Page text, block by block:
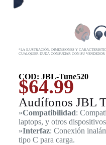
*LA ILUSTRACIÓN, DIMENSIONES Y
CUALQUIER DUDA CONSULTAR CON SU VENDEDOR
COD: JBL-Tune520
$64.99
Audífonos JBL
»Compatibilidad:
laptops, y otros
»Interfaz: Conexión
tipo C para carga.